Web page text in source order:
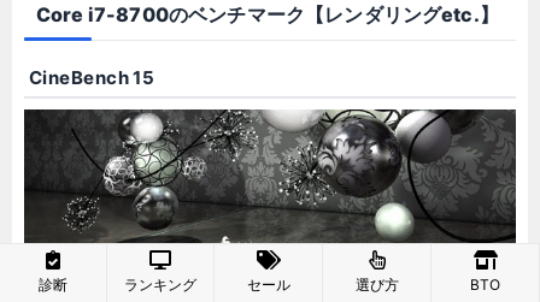
Core i7-8700のベンチマーク【レンダリングetc.】
CineBench 15
診断 ランキング セール 選び方 BTO